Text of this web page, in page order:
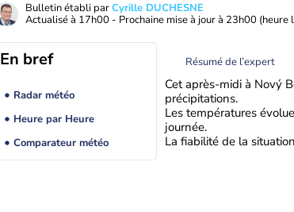
Bulletin établi parCyrille DUCHESNE
Actualisé à 17h00 - Prochaine mise à jour à 23h00 (heure
En bref
Radar météo
Heure par Heure
Comparateur météo
Résumé de l’expert
Cet après-midi à Nový
précipitations.
Les températures
journée.
La fiabilité de la